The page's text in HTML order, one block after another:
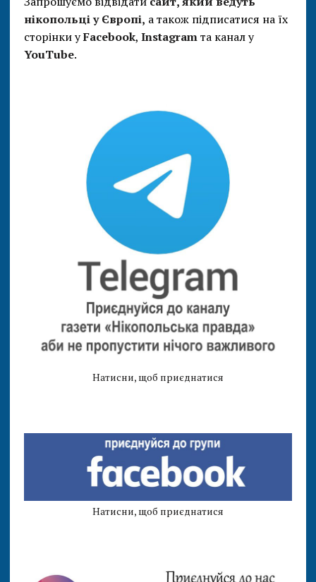
нікопольці у Європі, а також підписатися на їх
сторінки уFacebook, Instagramта канал у
YouTube.
Натисни, щоб приєднатися
Натисни, щоб приєднатися